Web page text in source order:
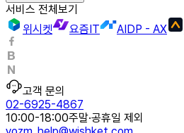
서비스 전체보기
위시켓
요즘IT AIDP - AX
고객 문의
02-6925-4867
10:00-18:00주말·공휴일 제외